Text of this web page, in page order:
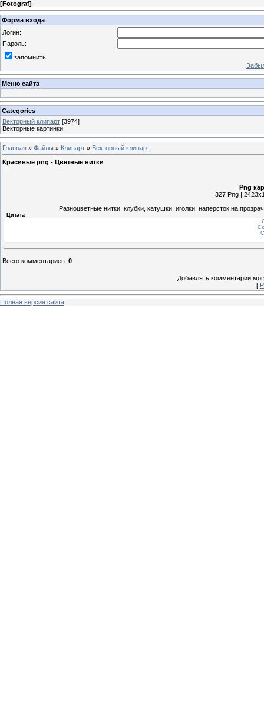
[Fotograf]
Форма входа
Логин:
Пароль:
запомнить
Меню сайта
Categories
Векторный клипарт [3974]
Векторные картинки
Главная » Файлы » Клипарт » Векторный клипарт
Красивые png - Цветные нитки
Png
327 Png |
Разноцветные нитки, клубки, катушки, иголки, наперсток на
Цитата
Всего комментариев: 0
Добавлять комментарии
[
Полная версия сайта